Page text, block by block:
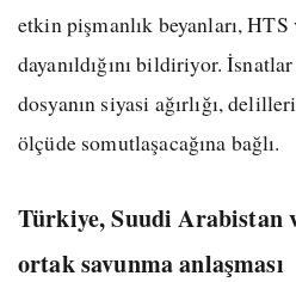
etkin pişmanlık beyanları,
dayanıldığını bildiriyor.
dosyanın siyasi ağırlığı,
ölçüde somutlaşacağına bağlı.
Türkiye, Suudi Arabistan
ortak savunma anlaşması